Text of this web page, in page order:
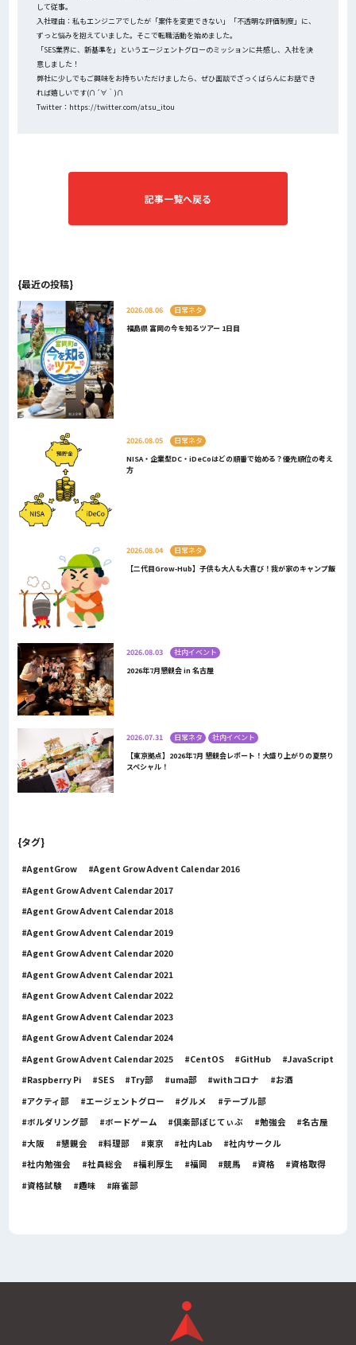
して従事。
入社理由：私もエンジニアでしたが「案件を変更できない」「不透明な評価制度」に、
ずっと悩みを抱えていました。そこで転職活動を始めました。
「SES業界に、新基準を」というエージェントグローのミッションに共感し、入社を決
意しました！
弊社に少しでもご興味をお持ちいただけましたら、ぜひ面談でざっくばらんにお話でき
れば嬉しいです(∩´∀｀)∩
Twitter：https://twitter.com/atsu_itou
記事一覧へ戻る
{最近の投稿}
2026.08.06
日常ネタ
福島県 富岡の今を知るツアー 1日目
2026.08.05
日常ネタ
NISA・企業型DC・iDeCoはどの順番で始める？優先順位の考え
方
2026.08.04
日常ネタ
【二代目Grow-Hub】子供も大人も大喜び！我が家のキャンプ飯
2026.08.03
社内イベント
2026年7月懇親会 in 名古屋
2026.07.31 日常ネタ
社内イベント
【東京拠点】2026年7月 懇親会レポート！大盛り上がりの夏祭り
スペシャル！
{タグ}
AgentGrow
Agent Grow Advent Calendar 2016
Agent Grow Advent Calendar 2017
Agent Grow Advent Calendar 2018
Agent Grow Advent Calendar 2019
Agent Grow Advent Calendar 2020
Agent Grow Advent Calendar 2021
Agent Grow Advent Calendar 2022
Agent Grow Advent Calendar 2023
Agent Grow Advent Calendar 2024
Agent Grow Advent Calendar 2025
CentOS GitHub
JavaScript
Raspberry Pi
SES Try部 uma部 withコロナ
お酒
アクティ部
エージェントグロー グルメ
テーブル部
ボルダリング部
ボードゲーム 倶楽部ぽじてぃぶ 勉強会
名古屋
大阪
懇親会 料理部 東京 社内Lab
社内サークル
社内勉強会
社員総会 福利厚生 福岡 競馬 資格
資格取得
資格試験
趣味 麻雀部